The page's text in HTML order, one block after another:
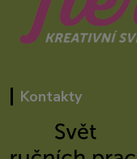
Kontakty